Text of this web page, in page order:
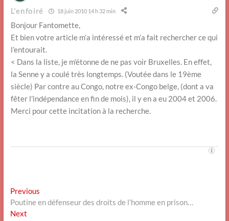
L'enfoiré 18 juin 2010 14 h 32 min
Bonjour Fantomette,
Et bien votre article m’a intéressé et m’a fait rechercher ce qui
l’entourait.
< Dans la liste, je m'étonne de ne pas voir Bruxelles. En effet,
la Senne y a coulé très longtemps. (Voutée dans le 19ème
siècle) Par contre au Congo, notre ex-Congo belge, (dont a va
fêter l'indépendance en fin de mois), il y en a eu 2004 et 2006.
Merci pour cette incitation à la recherche.
Navigation
de
PreviousPrevious
post:
Poutine en défenseur des droits de l’homme en prison…
NextNext